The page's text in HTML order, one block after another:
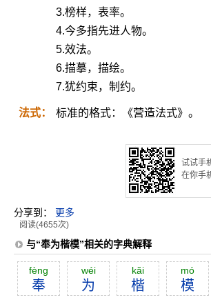
3.榜样，表率。
4.今多指先进人物。
5.效法。
6.描摹，描绘。
7.犹约束，制约。
法式： 标准的格式：《营造法式》。
试试手
在你手
分享到： 更多
阅读(4655次)
与“奉为楷模”相关的字典解释
fèng
奉
wéi
为
kăi
楷
mó
模